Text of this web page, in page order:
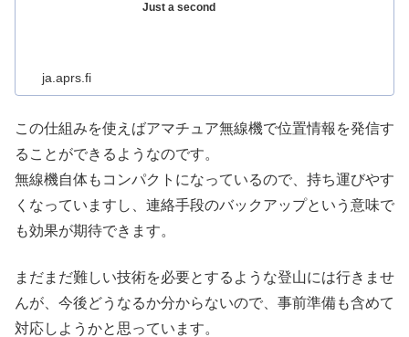
Just a second
ja.aprs.fi
この仕組みを使えばアマチュア無線機で位置情報を発信す
ることができるようなのです。
無線機自体もコンパクトになっているので、持ち運びやす
くなっていますし、連絡手段のバックアップという意味で
も効果が期待できます。
まだまだ難しい技術を必要とするような登山には行きませ
んが、今後どうなるか分からないので、事前準備も含めて
対応しようかと思っています。